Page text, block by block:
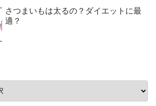
さつまいもは太るの？ダイエットに最
適？